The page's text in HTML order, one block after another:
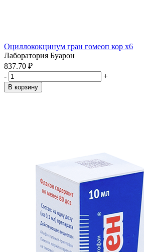
Оциллококцинум гран гомеоп кор x6
Лаборатория Буарон
837.70 ₽
-
+
В корзину